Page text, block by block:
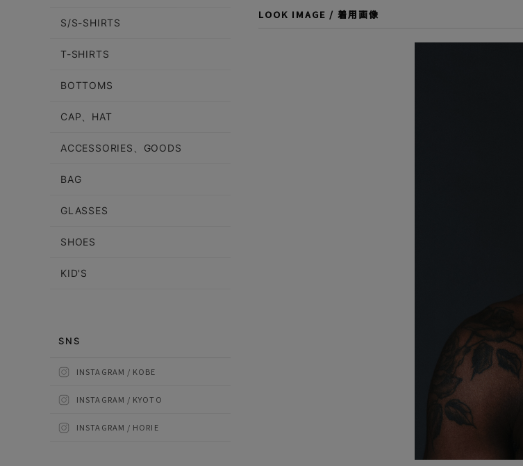
LOOK IMAGE / 着用画像
S/S-SHIRTS
T-SHIRTS
BOTTOMS
CAP、HAT
ACCESSORIES、GOODS
BAG
GLASSES
SHOES
KID'S
SNS
INSTAGRAM / KOBE
INSTAGRAM / KYOTO
INSTAGRAM / HORIE